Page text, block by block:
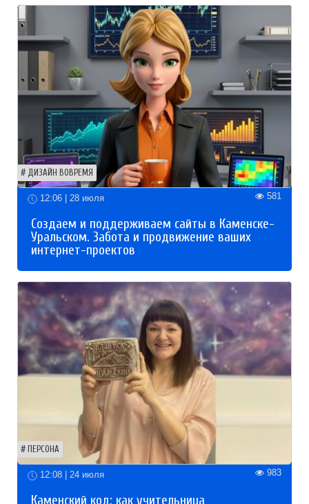
ДИЗАЙН ВОВРЕМЯ
12:06 | 28 июля 581
Создаем и поддерживаем сайты в Каменске-
Уральском. Забота и продвижение ваших
интернет-проектов
ПЕРСОНА
12:08 | 24 июля 983
Каменский код: как учительница